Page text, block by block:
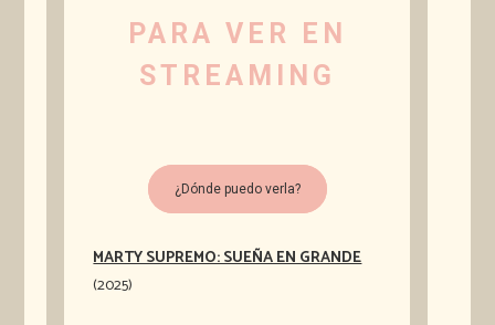
PARA VER EN
STREAMING
¿Dónde puedo verla?
MARTY SUPREMO: SUEÑA EN GRANDE
(2025)